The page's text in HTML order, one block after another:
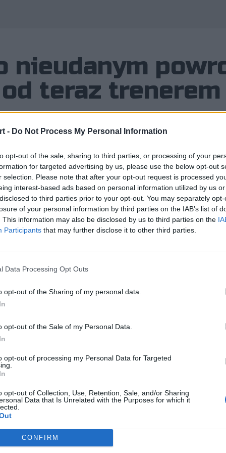
- Do Not Process My Personal Information
opt-out of the sale, sharing to third parties, or processing of your
for targeted advertising by us, please use the below opt-out
selection. Please note that after your opt-out request is processed
interest-based ads based on personal information utilized by us
to third parties prior to your opt-out. You may separately
of your personal information by third parties on the IAB’s list of
This information may also be disclosed by us to third parties on the
Participants that may further disclose it to other third parties.
Data Processing Opt Outs
opt-out of the Sharing of my personal data.
opt-out of the Sale of my Personal Data.
opt-out of processing my Personal Data for Targeted
opt-out of Collection, Use, Retention, Sale, and/or Sharing
Data that Is Unrelated with the Purposes for which it
CONFIRM
nieudanym
teraz trenerem
Strike'a nie przebiegł tak okazale,
zaledwie kilku miesiącach doszło
zespół zyskał w końcu
w innej roli
Damian "daps" Steele. Zamiast tego Kanadyjczyk
odpowiadał za wyniki Evil Geniuses oraz Teamu
skorzystał. Dziś wiemy już, że nie na długo i chociaż
nowego prowadzącego. Tym został Colby "⁠Walco⁠"
już niektórych klubowych kolegów z NRG, tj.
go w Party Astronauts.
na scenę Counter-Strike'a. Organizacja
oraz Complexity. Ten na papierze wyglądał obiecująco,
tego daps i spółka nie zdołali m.in. awansować na
pojechali, ale nie dało im to zbyt wiele. W Monterrey
musiało pożegnać się z marzeniami o występie na PGL
League, gdzie do wywalczenia będzie slot w ESL